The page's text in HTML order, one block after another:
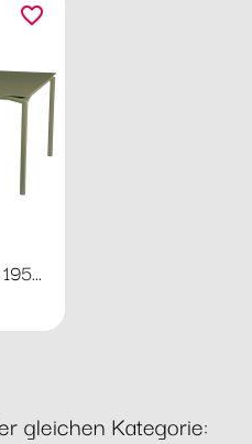
favorite_border
gleichen Kategorie: